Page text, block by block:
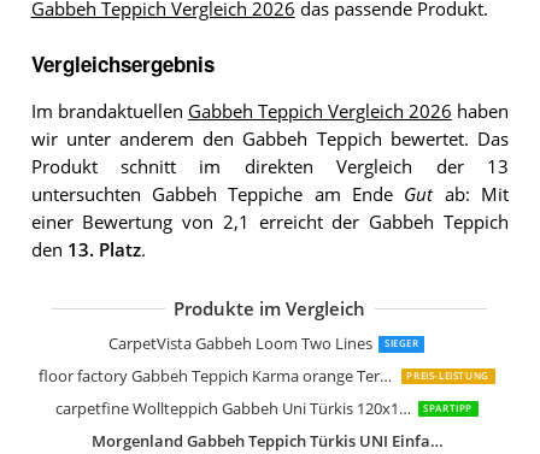
Gabbeh Teppich Vergleich 2026 das passende Produkt.
Vergleichsergebnis
Im brandaktuellen Gabbeh Teppich Vergleich 2026 haben
wir unter anderem den Gabbeh Teppich bewertet. Das
Produkt schnitt im direkten Vergleich der 13
untersuchten Gabbeh Teppiche am Ende Gutab: Mit
einer Bewertung von 2,1 erreicht der Gabbeh Teppich
den 13. Platz.
Produkte im Vergleich
CarpetVista Gabbeh Loom Two Lines SIEGER
floor factory Gabbeh Teppich Karma orange Terracotta 160x230 cm PREIS-LEISTUNG
carpetfine Wollteppich Gabbeh Uni Türkis 120x170 cm SPARTIPP
Morgenland Gabbeh Teppich Türkis UNI Einfarbig Handgewebt Schurwolle 300 x 200 cm
Wollteppich Gabbeh Don Multi
Morgenland Gabbeh Teppich 300 x
Wollteppich Gabbeh Uni Türkis
Theko Natur Teppich Indo Gabbeh